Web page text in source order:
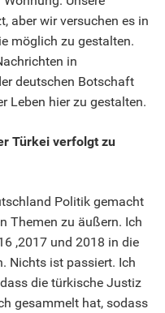
aber wir versuchen es in
möglich zu gestalten.
in
deutschen Botschaft
Leben hier zu gestalten.
Türkei verfolgt zu
Politik gemacht
Themen zu äußern. Ich
,2017 und 2018 in die
Nichts ist passiert. Ich
die türkische Justiz
gesammelt hat, sodass